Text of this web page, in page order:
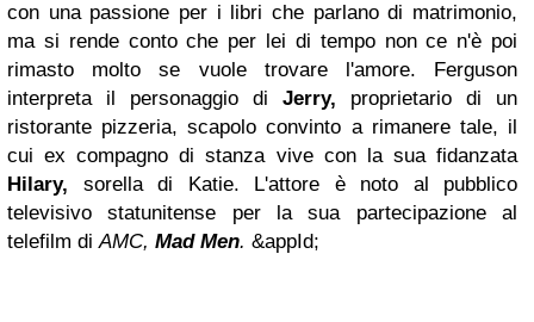
con una passione per i libri che parlano di matrimonio,
ma si rende conto che per lei di tempo non ce n'è poi
rimasto molto se vuole trovare l'amore. Ferguson
interpreta il personaggio di Jerry, proprietario di un
ristorante pizzeria, scapolo convinto a rimanere tale, il
cui ex compagno di stanza vive con la sua fidanzata
Hilary, sorella di Katie. L'attore è noto al pubblico
televisivo statunitense per la sua partecipazione al
telefilm diAMC, Mad Men. &appId;